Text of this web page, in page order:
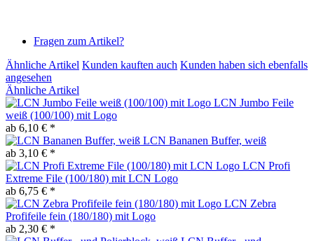
Fragen zum Artikel?
Ähnliche Artikel Kunden kauften auch Kunden haben sich ebenfalls
angesehen
Ähnliche Artikel
LCN Jumbo Feile
weiß (100/100) mit Logo
ab 6,10 € *
LCN Bananen Buffer, weiß
ab 3,10 € *
LCN Profi
Extreme File (100/180) mit LCN Logo
ab 6,75 € *
LCN Zebra
Profifeile fein (180/180) mit Logo
ab 2,30 € *